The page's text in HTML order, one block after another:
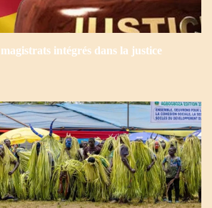
intégrés dans la justice